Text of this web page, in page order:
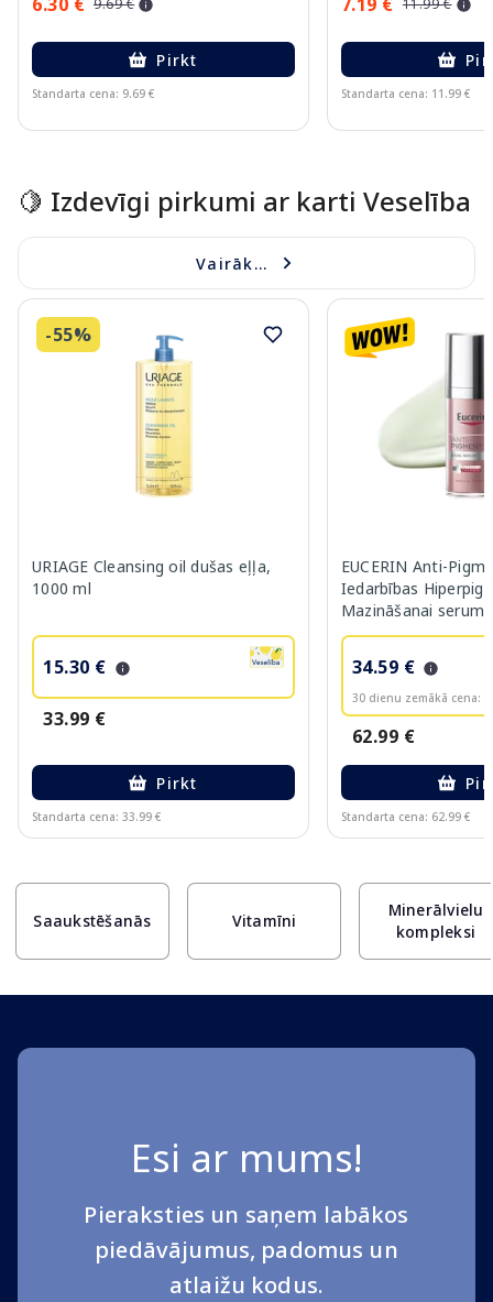
9.69 €
Pirkt
Standarta cena: 9.69 €
11.99 €
Standarta cena: 11.99 €
🍋 Izdevīgi pirkumi ar karti Veselība
Vairāk...
-55%
URIAGE Cleansing oil dušas eļļa,
1000 ml
15.30 €
33.99 €
Pirkt
Standarta cena: 33.99 €
EUCERIN Anti-
Iedarbības
Mazināšanai
34.59 €
30 dienu zemākā cena:
62.99 €
Standarta cena: 62.99 €
Saaukstēšanās Vitamīni
Minerālvielu
kompleksi
Esi ar mums!
Pieraksties un saņem labākos
piedāvājumus, padomus un
atlaižu kodus.